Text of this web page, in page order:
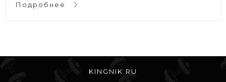
Подробнее
KINGNIK.RU